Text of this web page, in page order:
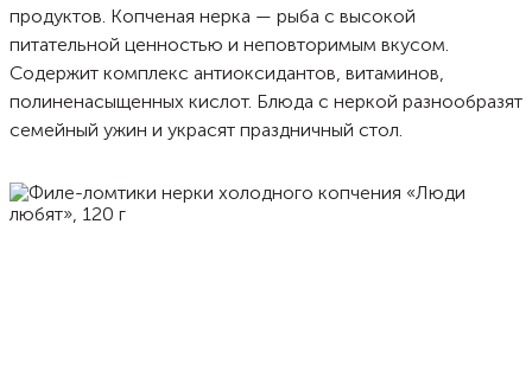
продуктов. Копченая нерка — рыба с высокой
питательной ценностью и неповторимым вкусом.
Содержит комплекс антиоксидантов, витаминов,
полиненасыщенных кислот. Блюда с неркой разнообразят
семейный ужин и украсят праздничный стол.